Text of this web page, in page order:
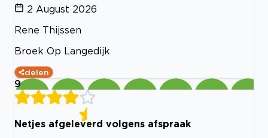
2 August 2026
Rene Thijssen
Broek Op Langedijk
delen
9
Netjes afgeleverd volgens afspraak